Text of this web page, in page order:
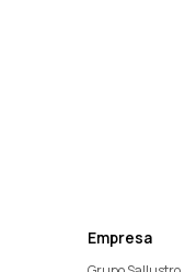
Empresa